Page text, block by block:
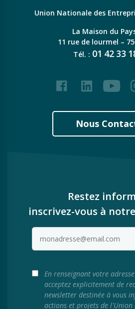
Union Nationale des
La Maison du
11 rue de lourmel –
Tél. : 01 42 33
FacebookLinkedInYoutube
Nous
Restez
inscrivez-vous à
En renseignant votre
acceptez explicitement de
newsletter destinée à vous
actions et projets de l'Union